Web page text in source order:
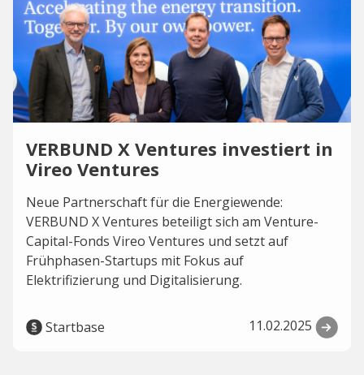
VERBUND X Ventures investiert in
Vireo Ventures
Neue Partnerschaft für die Energiewende:
VERBUND X Ventures beteiligt sich am Venture-
Capital-Fonds Vireo Ventures und setzt auf
Frühphasen-Startups mit Fokus auf
Elektrifizierung und Digitalisierung.
Startbase 11.02.2025